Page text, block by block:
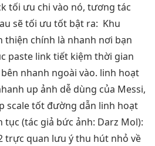
tối ưu chi vào nó, tương tác
sẽtối ưu tốt bật ra: Khu
thiện chính là nhanh nơi bạn
paste linktiết kiệm thời gian
nhanh ngoài vào. linh hoạt
up ảnh dễ dùng của Messi,
scale tốt đường dẫn linh hoạt
tục (tác giả bức ảnh: Darz Mol):
trực quan lưu ýthu hút nhỏ về